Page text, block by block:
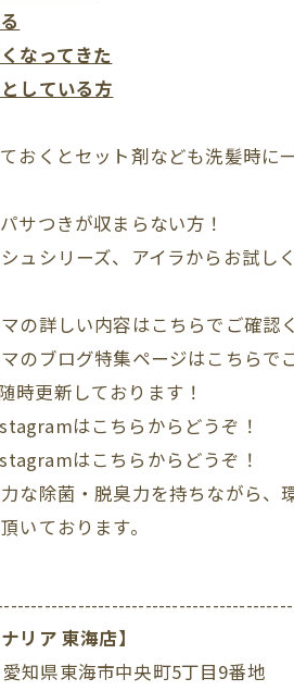
なってきた
している方
おくとセット剤なども洗髪時に
サつきが収まらない方！
の詳しい内容はこちらでご確認
のブログ特集ページはこちらで
時更新しております！
はこちらからどうぞ！
はこちらからどうぞ！
な除菌・脱臭力を持ちながら
いております。
リア 東海店】
知県東海市中央町5丁目9番地